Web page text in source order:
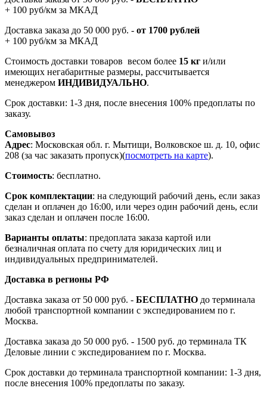
+ 100 руб/км за МКАД
Доставка заказа до 50 000 руб. - от 1700 рублей
+ 100 руб/км за МКАД
Стоимость доставки товаров весом более 15 кг и/или
имеющих негабаритные размеры, рассчитывается
менеджером ИНДИВИДУАЛЬНО.
Срок доставки: 1-3 дня, после внесения 100% предоплаты по
заказу.
Самовывоз
Адрес: Московская обл. г. Мытищи, Волковское ш. д. 10, офис
208 (за час заказать пропуск)(посмотреть на карте).
Стоимость: бесплатно.
Срок комплектации: на следующий рабочий день, если заказ
сделан и оплачен до 16:00, или через один рабочий день, если
заказ сделан и оплачен после 16:00.
Варианты оплаты: предоплата заказа картой или
безналичная оплата по счету для юридических лиц и
индивидуальных предпринимателей.
Доставка в регионы РФ
Доставка заказа от 50 000 руб. - БЕСПЛАТНО до терминала
любой транспортной компании с экспедированием по г.
Москва.
Доставка заказа до 50 000 руб. - 1500 руб. до терминала ТК
Деловые линии с экспедированием по г. Москва.
Срок доставки до терминала транспортной компании: 1-3 дня,
после внесения 100% предоплаты по заказу.